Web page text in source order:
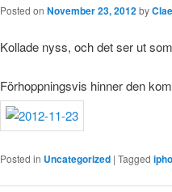
Posted on November 23, 2012by
Kollade nyss, och det ser ut
Förhoppningsvis hinner den
Posted in Uncategorized | Tagged